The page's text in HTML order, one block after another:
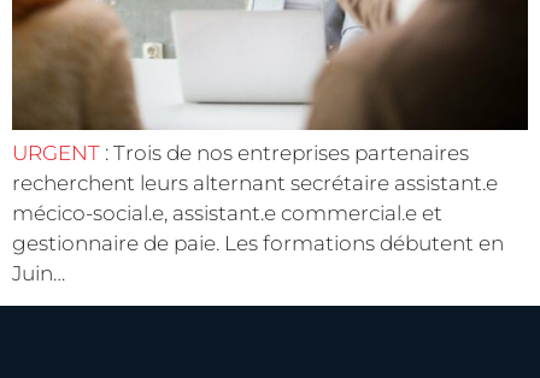
URGENT : Trois de nos entreprises partenaires
recherchent leurs alternant secrétaire assistant.e
mécico-social.e, assistant.e commercial.e et
gestionnaire de paie. Les formations débutent en
Juin…